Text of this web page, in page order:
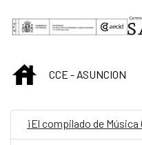
INICIOCCE - ASUNCION